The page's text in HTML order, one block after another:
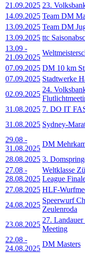
21.09.2025 23.
14.09.2025 Team DM
13.09.2025 Team DM
13.09.2025 ttc
13.09 -
21.09.2025
07.09.2025 DM 10 km
07.09.2025 Stadtwerke
02.09.2025
24.
31.08.2025 7. DO IT
31.08.2025 Sydney-
29.08 -
31.08.2025
DM
28.08.2025 3.
27.08 -
28.08.2025
Weltklasse
League
27.08.2025 HLF-
24.08.2025
Speerwurf
Zeulenroda
23.08.2025
27.
Meeting
22.08 -
24.08.2025
DM Masters